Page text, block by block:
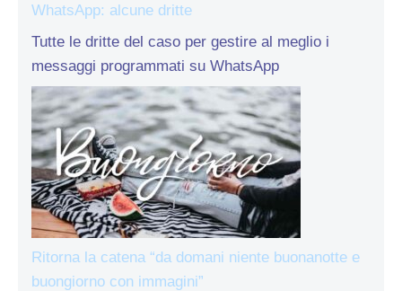
WhatsApp: alcune dritte
Tutte le dritte del caso per gestire al meglio i
messaggi programmati su WhatsApp
Ritorna la catena “da domani niente buonanotte e
buongiorno con immagini”